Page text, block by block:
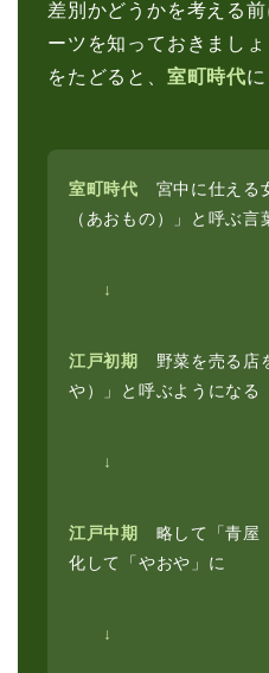
差別かどうかを考える
ーツを知っておきまし
をたどると、 室町時代
室町時代 宮中に仕える
（あおもの）」と呼ぶ言
↓
江戸初期
野菜を売る店
や）」と呼ぶようになる
↓
江戸中期
略して「青屋
化して「やおや」に
↓